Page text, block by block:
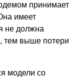
принимает
имеет
не должна
тем выше потери
модели со